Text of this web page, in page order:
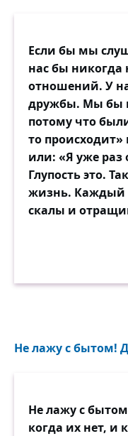
Если бы мы
нас бы
отношений. У
дружбы. Мы бы
потому что
то
или: «Я уже раз
Глупость это.
жизнь. Каждый
скалы и
Не лажу с бытом!
Не лажу с
когда их нет, и